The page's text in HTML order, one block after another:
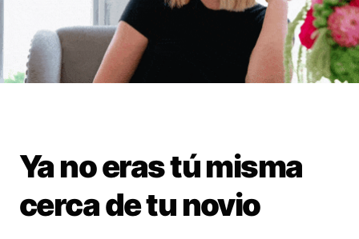
Ya no eras tú misma
cerca de tu novio